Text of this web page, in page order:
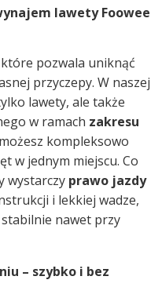
lawety Foowee
pozwala uniknąć
przyczepy. W naszej
lawety, ale także
w ramach zakresu
kompleksowo
w jednym miejscu. Co
wystarczy prawo jazdy
i lekkiej wadze,
nawet przy
– szybko i bez